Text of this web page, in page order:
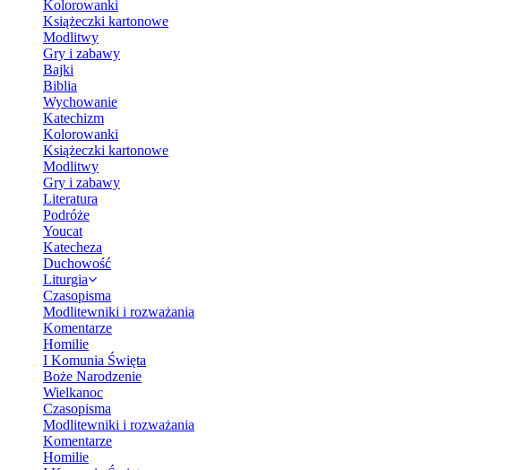
Kolorowanki
Książeczki kartonowe
Modlitwy
Gry i zabawy
Bajki
Biblia
Wychowanie
Katechizm
Kolorowanki
Książeczki kartonowe
Modlitwy
Gry i zabawy
Literatura
Podróże
Youcat
Katecheza
Duchowość
Liturgia
Czasopisma
Modlitewniki i rozważania
Komentarze
Homilie
I Komunia Święta
Boże Narodzenie
Wielkanoc
Czasopisma
Modlitewniki i rozważania
Komentarze
Homilie